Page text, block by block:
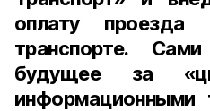
оплату проезда
транспорте.
будущее за
информационными